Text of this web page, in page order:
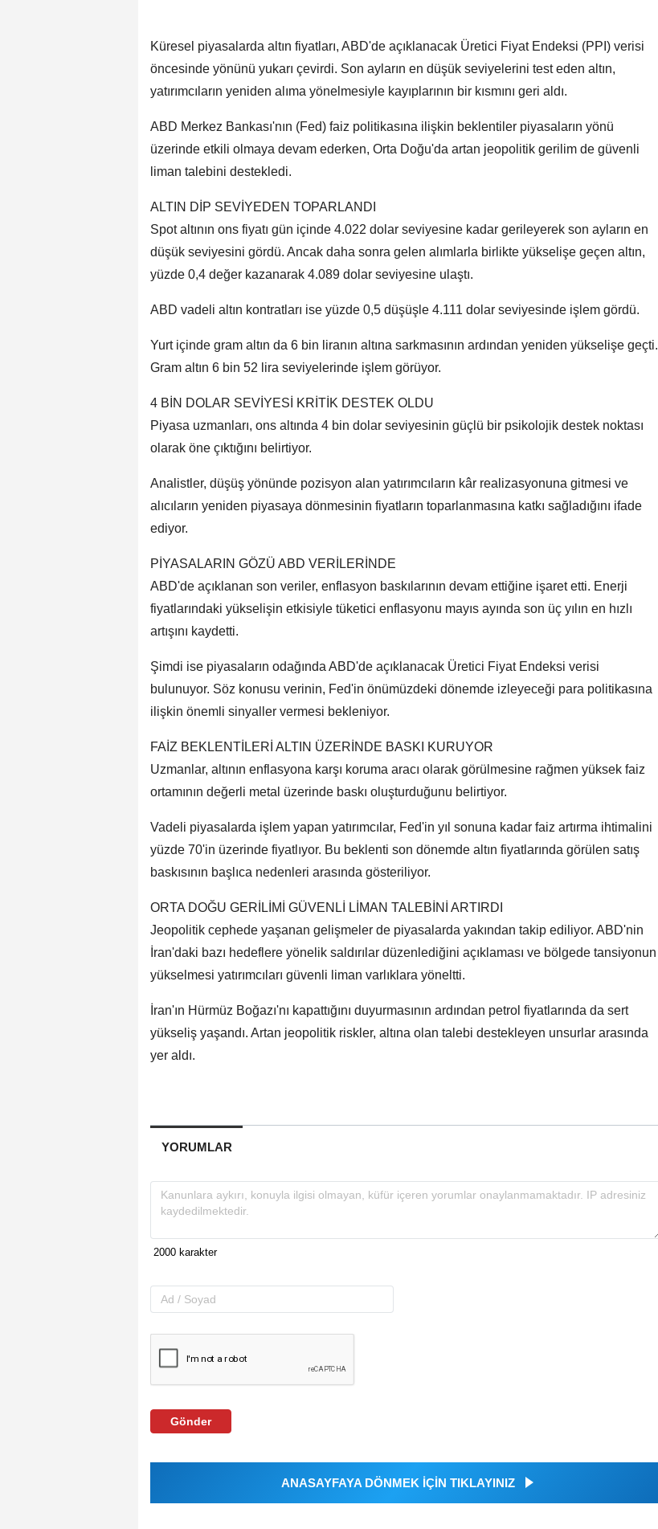
Küresel piyasalarda altın fiyatları, ABD'de açıklanacak Üretici Fiyat Endeksi (PPI) verisi
öncesinde yönünü yukarı çevirdi. Son ayların en düşük seviyelerini test eden altın,
yatırımcıların yeniden alıma yönelmesiyle kayıplarının bir kısmını geri aldı.
ABD Merkez Bankası'nın (Fed) faiz politikasına ilişkin beklentiler piyasaların yönü
üzerinde etkili olmaya devam ederken, Orta Doğu'da artan jeopolitik gerilim de güvenli
liman talebini destekledi.
ALTIN DİP SEVİYEDEN TOPARLANDI
Spot altının ons fiyatı gün içinde 4.022 dolar seviyesine kadar gerileyerek son ayların en
düşük seviyesini gördü. Ancak daha sonra gelen alımlarla birlikte yükselişe geçen altın,
yüzde 0,4 değer kazanarak 4.089 dolar seviyesine ulaştı.
ABD vadeli altın kontratları ise yüzde 0,5 düşüşle 4.111 dolar seviyesinde işlem gördü.
Yurt içinde gram altın da 6 bin liranın altına sarkmasının ardından yeniden yükselişe geçti.
Gram altın 6 bin 52 lira seviyelerinde işlem görüyor.
4 BİN DOLAR SEVİYESİ KRİTİK DESTEK OLDU
Piyasa uzmanları, ons altında 4 bin dolar seviyesinin güçlü bir psikolojik destek noktası
olarak öne çıktığını belirtiyor.
Analistler, düşüş yönünde pozisyon alan yatırımcıların kâr realizasyonuna gitmesi ve
alıcıların yeniden piyasaya dönmesinin fiyatların toparlanmasına katkı sağladığını ifade
ediyor.
PİYASALARIN GÖZÜ ABD VERİLERİNDE
ABD'de açıklanan son veriler, enflasyon baskılarının devam ettiğine işaret etti. Enerji
fiyatlarındaki yükselişin etkisiyle tüketici enflasyonu mayıs ayında son üç yılın en hızlı
artışını kaydetti.
Şimdi ise piyasaların odağında ABD'de açıklanacak Üretici Fiyat Endeksi verisi
bulunuyor. Söz konusu verinin, Fed'in önümüzdeki dönemde izleyeceği para politikasına
ilişkin önemli sinyaller vermesi bekleniyor.
FAİZ BEKLENTİLERİ ALTIN ÜZERİNDE BASKI KURUYOR
Uzmanlar, altının enflasyona karşı koruma aracı olarak görülmesine rağmen yüksek faiz
ortamının değerli metal üzerinde baskı oluşturduğunu belirtiyor.
Vadeli piyasalarda işlem yapan yatırımcılar, Fed'in yıl sonuna kadar faiz artırma ihtimalini
yüzde 70'in üzerinde fiyatlıyor. Bu beklenti son dönemde altın fiyatlarında görülen satış
baskısının başlıca nedenleri arasında gösteriliyor.
ORTA DOĞU GERİLİMİ GÜVENLİ LİMAN TALEBİNİ ARTIRDI
Jeopolitik cephede yaşanan gelişmeler de piyasalarda yakından takip ediliyor. ABD'nin
İran'daki bazı hedeflere yönelik saldırılar düzenlediğini açıklaması ve bölgede tansiyonun
yükselmesi yatırımcıları güvenli liman varlıklara yöneltti.
İran'ın Hürmüz Boğazı'nı kapattığını duyurmasının ardından petrol fiyatlarında da sert
yükseliş yaşandı. Artan jeopolitik riskler, altına olan talebi destekleyen unsurlar arasında
yer aldı.
YORUMLAR
Gönder
ANASAYFAYA DÖNMEK İÇİN TIKLAYINIZ